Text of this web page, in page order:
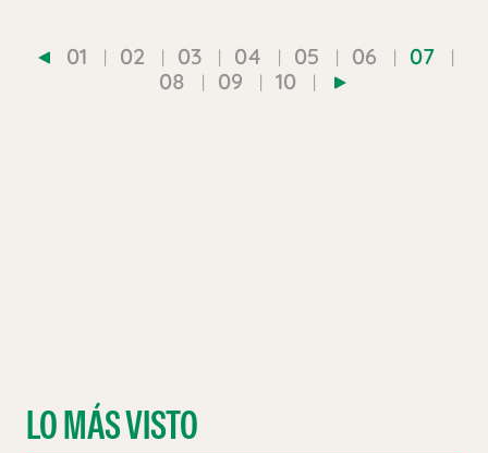
01 02 03 04 05 06
07
08
09 10
LO MÁS VISTO